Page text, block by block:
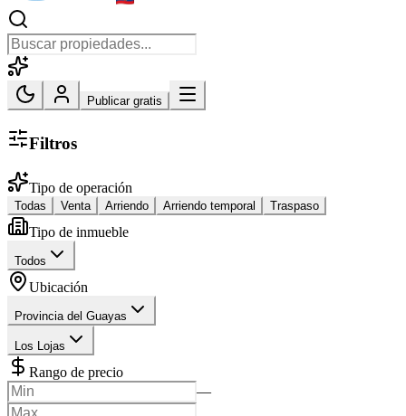
Publicar gratis
Filtros
Tipo de operación
Todas Venta Arriendo Arriendo temporal Traspaso
Tipo de inmueble
Todos
Ubicación
Provincia del Guayas
Los Lojas
Rango de precio
—